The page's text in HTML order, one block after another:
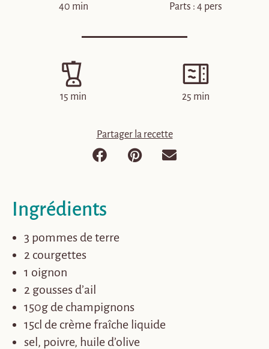
40 min Parts : 4 pers
15 min 25 min
Partager la recette
Ingrédients
3 pommes de terre
2 courgettes
1 oignon
2 gousses d’ail
150g de champignons
15cl de crème fraîche liquide
sel, poivre, huile d’olive